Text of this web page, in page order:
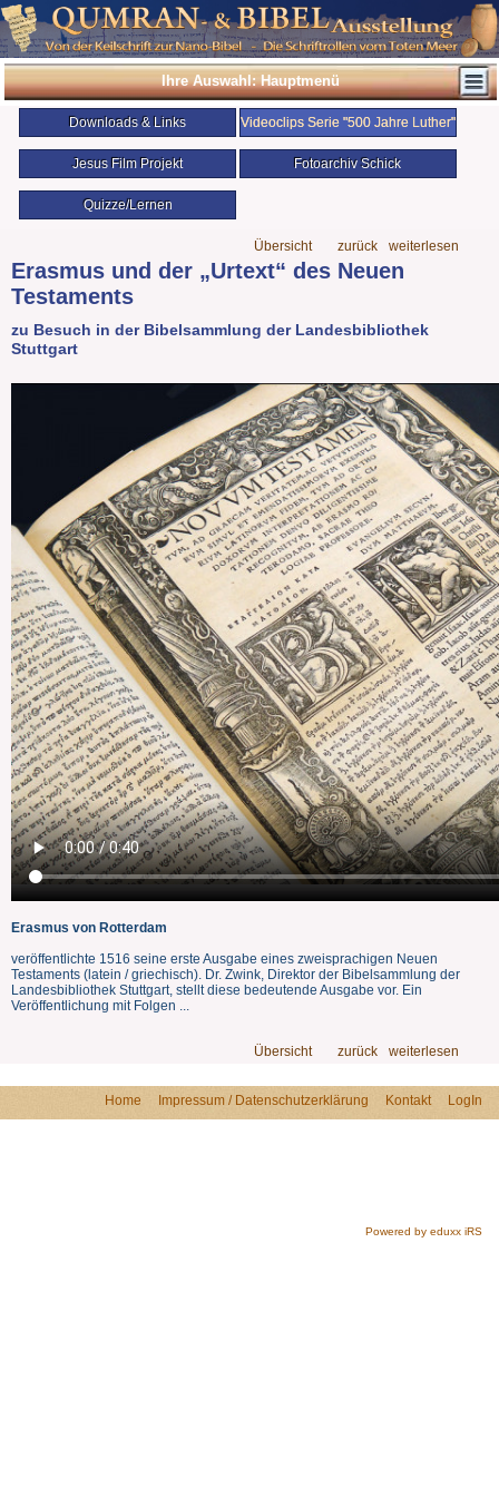
Ihre Auswahl: Hauptmenü
Downloads & Links Videoclips Serie "500 Jahre Luther"
Jesus Film Projekt Fotoarchiv Schick
Quizze/Lernen
Übersicht zurück weiterlesen
Erasmus und der „Urtext“ des Neuen
Testaments
zu Besuch in der Bibelsammlung der Landesbibliothek
Stuttgart
Erasmus von Rotterdam
veröffentlichte 1516 seine erste Ausgabe eines zweisprachigen Neuen
Testaments (latein / griechisch). Dr. Zwink, Direktor der Bibelsammlung der
Landesbibliothek Stuttgart, stellt diese bedeutende Ausgabe vor. Ein
Veröffentlichung mit Folgen ...
Übersicht zurück weiterlesen
Home Impressum / Datenschutzerklärung Kontakt LogIn
Powered by eduxx iRS